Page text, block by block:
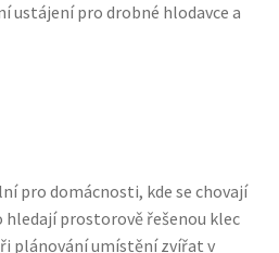
pro drobné hlodavce a
pro domácnosti, kde se chovají
hledají prostorově řešenou klec
plánování umístění zvířat v